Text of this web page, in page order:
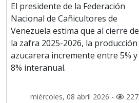
El presidente de la Federación
Nacional de Cañicultores de
Venezuela estima que al cierre de
la zafra 2025-2026, la producción
azucarera incremente entre 5% y
8% interanual.
miércoles, 08 abril 2026 - 227